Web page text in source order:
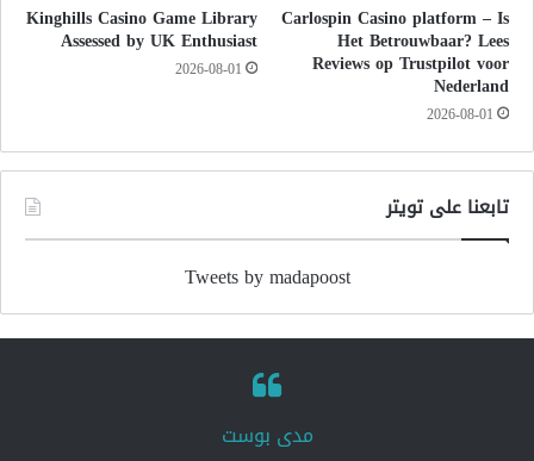
Carlospin Casino platform – Is
Het Betrouwbaar? Lees
Reviews op Trustpilot voor
Nederland
2026-08-01
Kinghills Casino Game Library
Assessed by UK Enthusiast
2026-08-01
تابعنا على تويتر
Tweets by madapoost
‏مدى بوست‏